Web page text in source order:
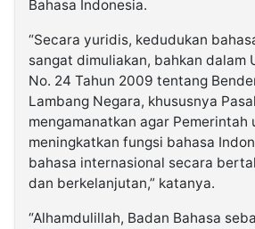
Bahasa Indonesia.
“Secara yuridis, kedudukan
sangat dimuliakan, bahkan dalam
No. 24 Tahun 2009 tentang
Lambang Negara, khususnya
mengamanatkan agar Pemerintah
meningkatkan fungsi bahasa
bahasa internasional secara
dan berkelanjutan,” katanya.
“Alhamdulillah, Badan Bahasa